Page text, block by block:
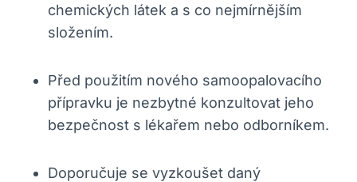
chemických látek a s co nejmírnějším
složením.
Před použitím nového samoopalovacího
přípravku je nezbytné konzultovat jeho
bezpečnost s lékařem nebo odborníkem.
Doporučuje se vyzkoušet daný